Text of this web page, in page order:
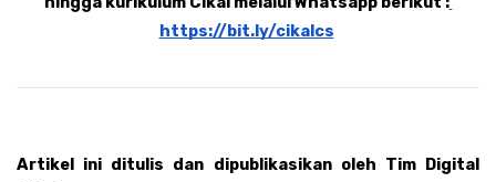
https://bit.ly/cikalcs
Artikel ini ditulis dan dipublikasikan oleh Tim Digital